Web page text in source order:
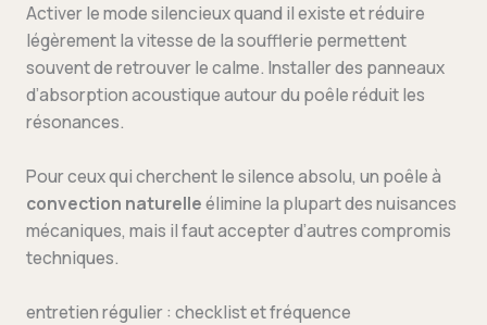
Activer le mode silencieux quand il existe et réduire
légèrement la vitesse de la soufflerie permettent
souvent de retrouver le calme. Installer des panneaux
d’absorption acoustique autour du poêle réduit les
résonances.
Pour ceux qui cherchent le silence absolu, un poêle à
convection naturelleélimine la plupart des nuisances
mécaniques, mais il faut accepter d’autres compromis
techniques.
entretien régulier : checklist et fréquence